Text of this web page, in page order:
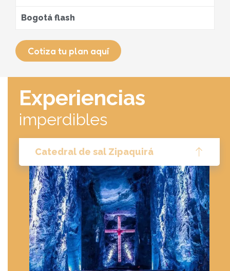
Bogotá flash
Cotiza tu plan aquí
Experiencias
imperdibles
Catedral de sal Zipaquirá